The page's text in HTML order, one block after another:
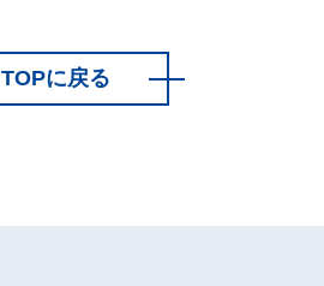
TOPに戻る